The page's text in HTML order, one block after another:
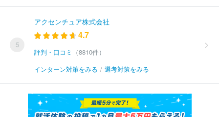
5
アクセンチュア株式会社
4.7
評判・口コミ
（8810件）
インターン対策をみる / 選考対策をみる